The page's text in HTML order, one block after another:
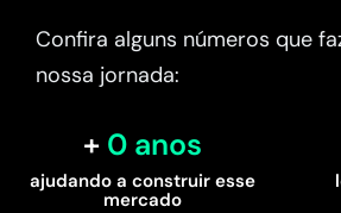
Confira alguns números que
nossa jornada:
ajudando a construir esse
mercado
0 anos